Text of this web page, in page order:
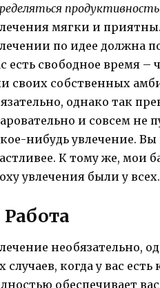
мягки и
по идее должна
есть свободное время
своих собственных
однако так
и совсем не
нибудь увлечение. Вы
К тому же, мои
увлечения были у
Работа
необязательно,
случаев, когда у вас
обеспечивает